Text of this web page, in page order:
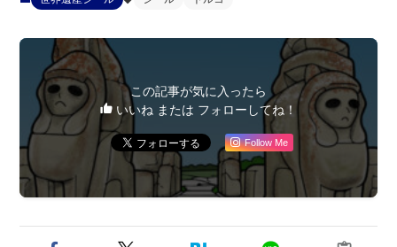
この記事が気に入ったら
いいね または フォローしてね！
Follow Me